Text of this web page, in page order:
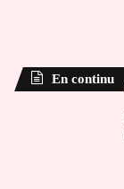
En continu